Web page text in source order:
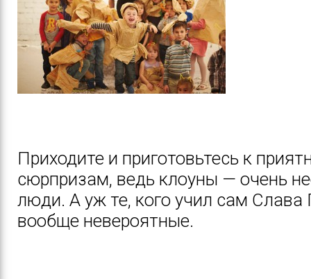
Приходите и приготовьтесь к
сюрпризам, ведь клоуны — очень
люди. А уж те, кого учил сам Слава
вообще невероятные.